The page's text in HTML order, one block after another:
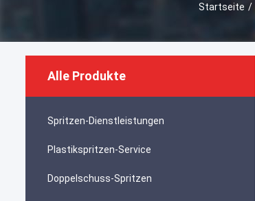
Startseite /
Alle Produkte
Spritzen-Dienstleistungen
Plastikspritzen-Service
Doppelschuss-Spritzen